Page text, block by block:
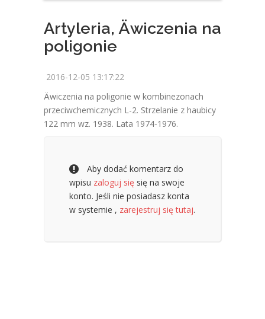
Artyleria, Äwiczenia na
poligonie
2016-12-05 13:17:22
Äwiczenia na poligonie w kombinezonach
przeciwchemicznych L-2. Strzelanie z haubicy
122 mm wz. 1938. Lata 1974-1976.
Aby dodać komentarz do
wpisu zaloguj się się na swoje
konto. Jeśli nie posiadasz konta
w systemie , zarejestruj się tutaj.